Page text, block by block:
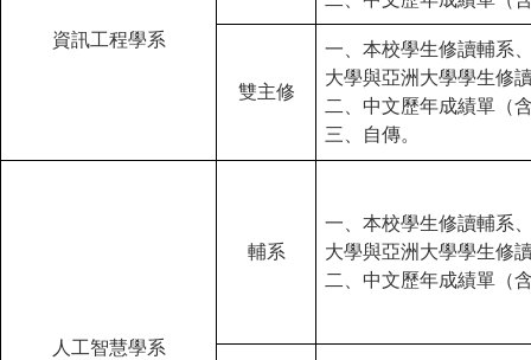
資訊工程學系
雙主修
一、本校學生修讀輔系
大學與亞洲大學學生修
二、中文歷年成績單（
三、自傳。
人工智慧學系
輔系
一、本校學生修讀輔系
大學與亞洲大學學生修
二、中文歷年成績單（